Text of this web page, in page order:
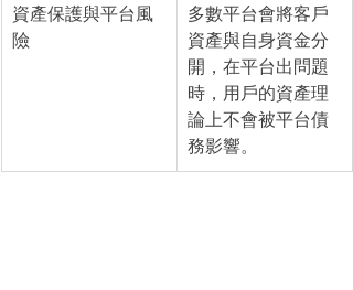
資產保護與平台風
險
多數平台會將客戶
資產與自身資金分
開，在平台出問題
時，用戶的資產理
論上不會被平台債
務影響。